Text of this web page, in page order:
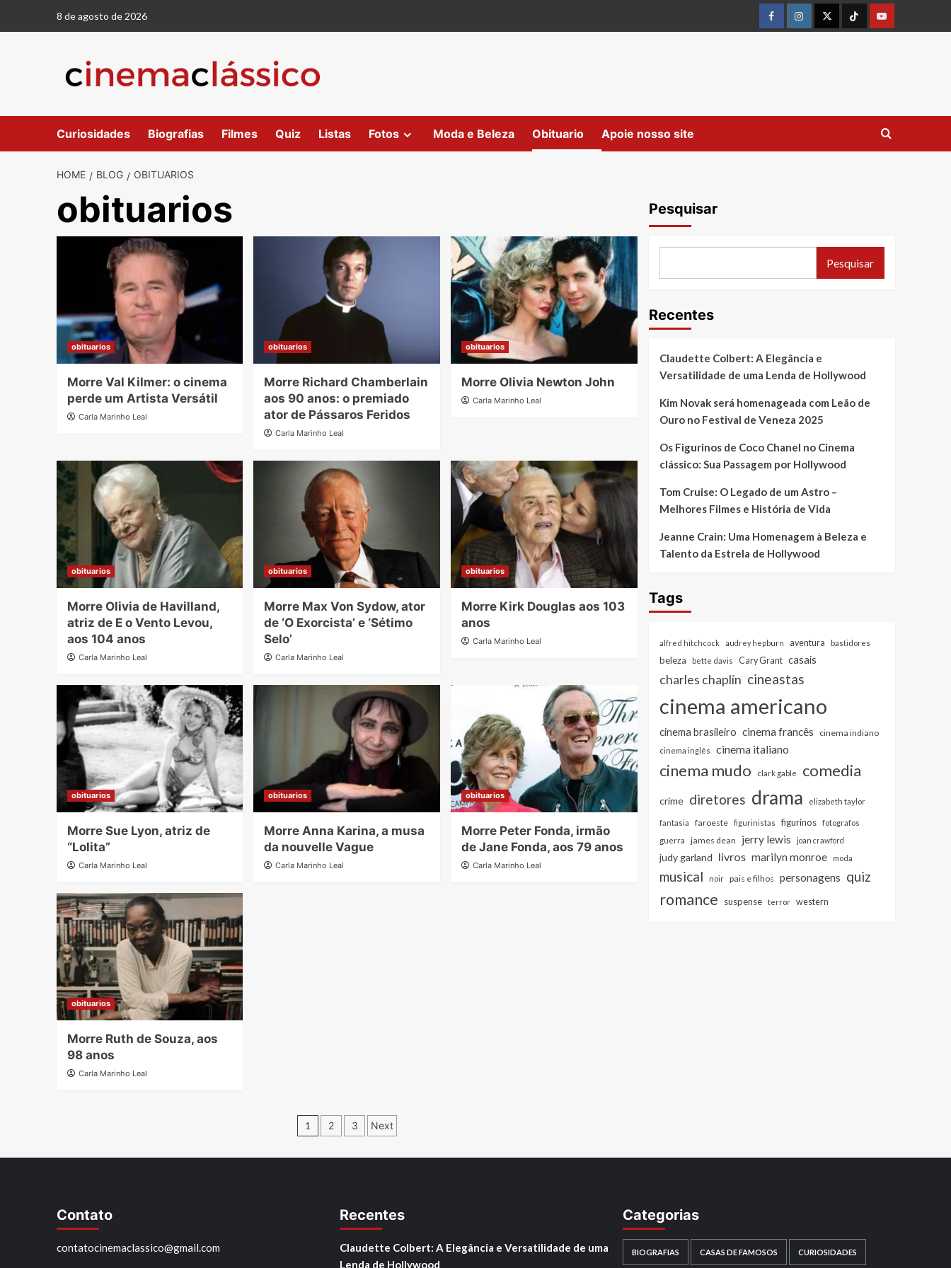
8 de agosto de 2026
FacebookinstagramtwitterTiktokyoutube
Curiosidades Biografias Filmes Quiz Listas Fotos Moda e Beleza Obituario Apoie nosso site
HOME BLOG OBITUARIOS
obituarios
obituarios
Morre Val Kilmer: o cinema
perde um Artista Versátil
Carla Marinho Leal
obituarios
Morre Richard Chamberlain
aos 90 anos: o premiado
ator de Pássaros Feridos
Carla Marinho Leal
obituarios
Morre Olivia Newton John
Carla Marinho Leal
obituarios
Morre Olivia de Havilland,
atriz de E o Vento Levou,
aos 104 anos
Carla Marinho Leal
obituarios
Morre Max Von Sydow, ator
de ‘O Exorcista’ e ‘Sétimo
Selo’
Carla Marinho Leal
obituarios
Morre Kirk Douglas aos 103
anos
Carla Marinho Leal
obituarios
Morre Sue Lyon, atriz de
“Lolita”
Carla Marinho Leal
obituarios
Morre Anna Karina, a musa
da nouvelle Vague
Carla Marinho Leal
obituarios
Morre Peter Fonda, irmão
de Jane Fonda, aos 79 anos
Carla Marinho Leal
obituarios
Morre Ruth de Souza, aos
98 anos
Carla Marinho Leal
Paginação
1 2 3 Next
Pesquisar
Pesquisar
Recentes
Claudette Colbert: A Elegância e
Versatilidade de uma Lenda de Hollywood
Kim Novak será homenageada com Leão de
Ouro no Festival de Veneza 2025
Os Figurinos de Coco Chanel no Cinema
clássico: Sua Passagem por Hollywood
Tom Cruise: O Legado de um Astro –
Melhores Filmes e História de Vida
Jeanne Crain: Uma Homenagem à Beleza e
Talento da Estrela de Hollywood
Tags
alfred hitchcock audrey hepburn aventura bastidores
beleza bette davis Cary Grant casais
charles chaplin cineastas
cinema americano
cinema brasileiro cinema francês cinema indiano
cinema inglês cinema italiano
cinema mudo clark gable comedia
crime diretores drama elizabeth taylor
fantasia faroeste figurinistas figurinos
fotografos
guerra
james dean jerry lewis joan crawford
judy garland livros marilyn monroe moda
musical noir pais e filhos personagens quiz
romance suspense terror western
Contato
contatocinemaclassico@gmail.com
Recentes
Claudette Colbert: A Elegância e Versatilidade de uma
Lenda de Hollywood
Categorias
BIOGRAFIAS CASAS DE FAMOSOS CURIOSIDADES